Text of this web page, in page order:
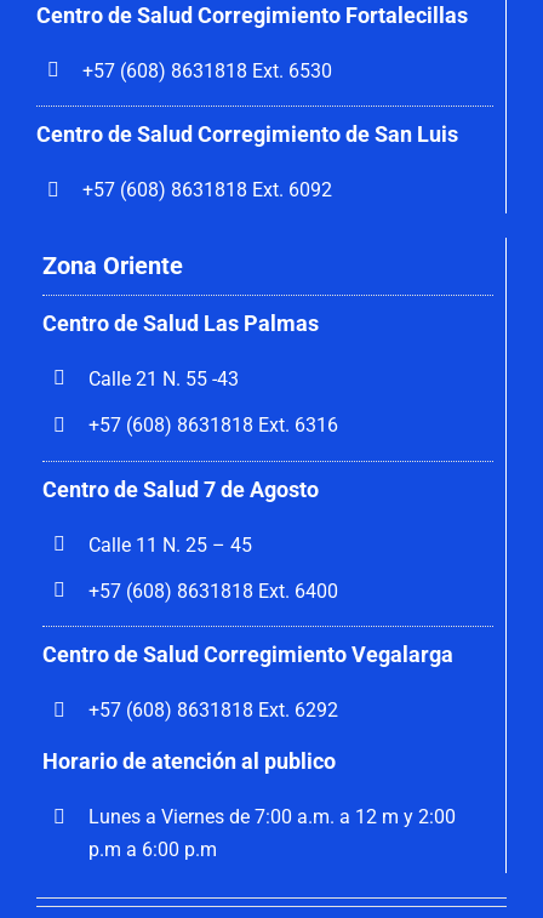
Centro de Salud Corregimiento Fortalecillas
+57 (608) 8631818 Ext. 6530
Centro de Salud Corregimiento de San Luis
+57 (608) 8631818 Ext. 6092
Zona Oriente
Centro de Salud Las Palmas
Calle 21 N. 55 -43
+57 (608) 8631818 Ext. 6316
Centro de Salud 7 de Agosto
Calle 11 N. 25 – 45
+57 (608) 8631818 Ext. 6400
Centro de Salud Corregimiento Vegalarga
+57 (608) 8631818 Ext. 6292
Horario de atención al publico
Lunes a Viernes de 7:00 a.m. a 12 m y 2:00
p.m a 6:00 p.m